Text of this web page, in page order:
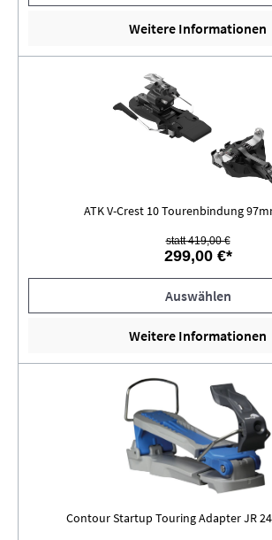
Weitere Informationen
ATK V-Crest 10 Tourenbindung
statt 419,00 €
299,00 €*
Auswählen
Weitere Informationen
Contour Startup Touring Adapter JR